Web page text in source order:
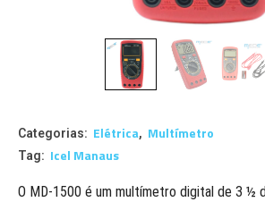
Categorias: Elétrica, Multímetro
Tag: Icel Manaus
O MD-1500 é um multímetro digital de 3 ½